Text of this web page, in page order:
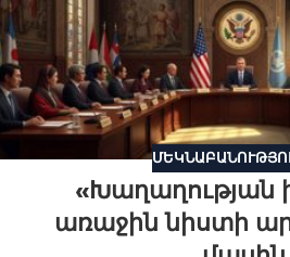
«Խաղաղության
առաջին նիստի